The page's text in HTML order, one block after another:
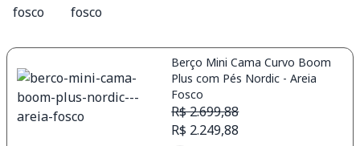
Berço Mini Cama Curvo Boom
Plus com Pés Nordic - Areia
Fosco
R$ 2.699,88
R$ 2.249,88